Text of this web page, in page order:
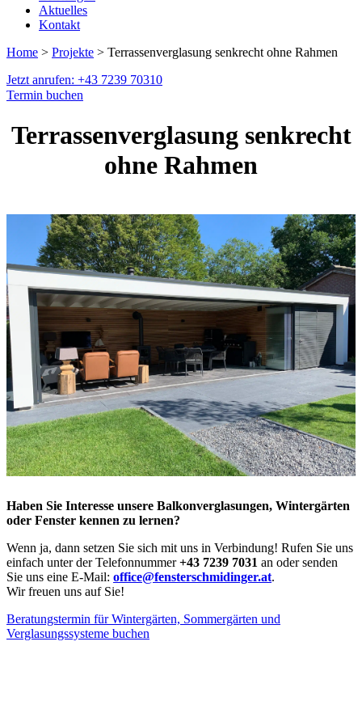
Aktuelles
Kontakt
Home > Projekte > Terrassenverglasung senkrecht ohne Rahmen
Jetzt anrufen: +43 7239 70310
Termin buchen
Terrassenverglasung senkrecht
ohne Rahmen
Haben Sie Interesse unsere Balkonverglasungen, Wintergärten
oder Fenster kennen zu lernen?
Wenn ja, dann setzen Sie sich mit uns in Verbindung! Rufen Sie uns
einfach unter der Telefonnummer+43 7239 7031 an oder senden
Sie uns eine E-Mail: office@fensterschmidinger.at.
Wir freuen uns auf Sie!
Beratungstermin für Wintergärten, Sommergärten und
Verglasungssysteme buchen